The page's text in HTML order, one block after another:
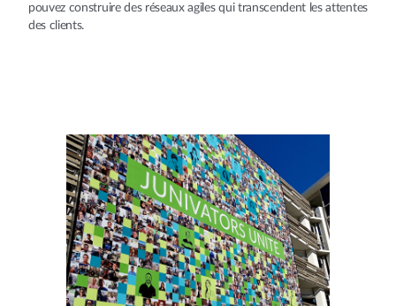
pouvez construire des réseaux agiles qui transcendent les attentes
des clients.